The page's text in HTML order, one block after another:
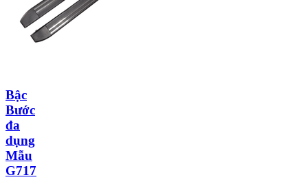
Bậc
Bước
đa
dụng
Mẫu
G717